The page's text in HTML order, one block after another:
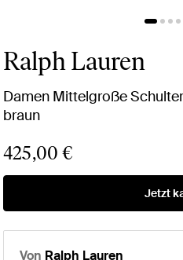
Ralph Lauren
Damen Mittelgroße
braun
425,00 €
Jetzt
Von Ralph Lauren